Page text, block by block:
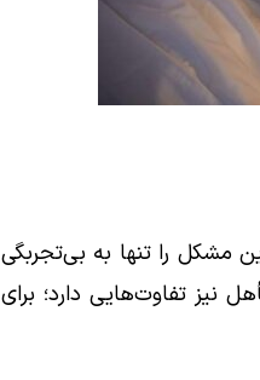
مشکل را تنها به بی‌تجربگی
نیز تفاوت‌هایی دارد؛ برای